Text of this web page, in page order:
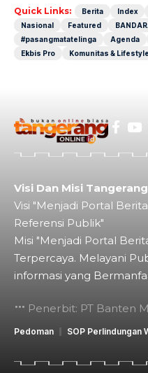
Quick Links: Berita Index
Nasional
Featured
#pasangmatatelinga
Agenda
Ekbis Pro
Komunitas & Lifestyle
Visi Dan Misi
Visi "Menjadi Portal
Referensi Publik"
Misi "Menjadi Portal
Terpercaya. Melayani
informasi yang
Penerbit: PT Banten
Pedoman SOP Perlindungan